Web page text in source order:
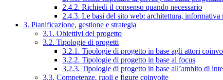
2.4.2. Richiedi il consenso quando necessario
2.4.3. Le basi del sito web: architettura,
3. Pianificazione, gestione e strategia
3.1. Obiettivi del progetto
3.2. Tipologie di progetti
3.2.1. Tipologie di progetto in base agli attori
3.2.2. Tipologie di progetto in base al focus
3.2.3. Tipologie di progetto in base all’ambito di
3.3. Competenze, ruoli e figure coinvolte